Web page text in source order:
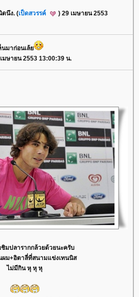
นึง. (เป็ดสวรรค์
) 29 เมษายน 2553
นมาก่อนเล้
มษายน 2553 13:00:39 น.
มปลารากกล้วยด้วยนะครับ
ผม+อิตาลี่ที่สนามแข่งเทนนิส
ไม่มีกิน หุ หุ หุ